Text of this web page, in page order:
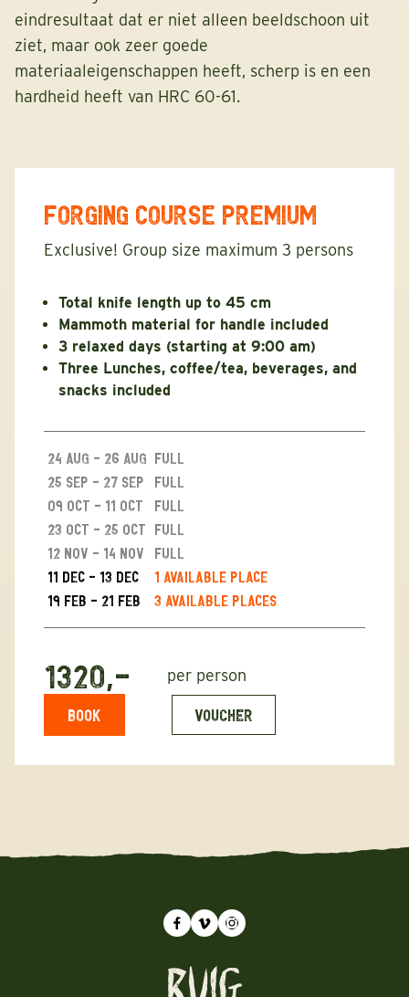
eindresultaat dat er niet alleen beeldschoon uit
ziet, maar ook zeer goede
materiaaleigenschappen heeft, scherp is en een
hardheid heeft van HRC 60-61.
FORGING COURSE PREMIUM
Exclusive! Group size maximum 3 persons
Total knife length up to 45 cm
Mammoth material for handle included
3 relaxed days (starting at 9:00 am)
Three Lunches, coffee/tea, beverages, and
snacks included
24 Aug - 26 Aug full
25 Sep - 27 Sep
full
09 Oct - 11 Oct
full
23 Oct - 25 Oct
full
12 Nov - 14 Nov
full
11 Dec - 13 Dec
1 available place
19 Feb - 21 Feb
3 available places
1320,- per person
BOOK VOUCHER